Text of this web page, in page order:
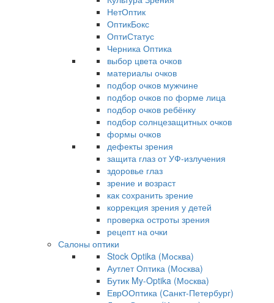
НетОптик
ОптикБокс
ОптиСтатус
Черника Оптика
выбор цвета очков
материалы очков
подбор очков мужчине
подбор очков по форме лица
подбор очков ребёнку
подбор солнцезащитных очков
формы очков
дефекты зрения
защита глаз от УФ-излучения
здоровье глаз
зрение и возраст
как сохранить зрение
коррекция зрения у детей
проверка остроты зрения
рецепт на очки
Салоны оптики
Stock Optika (Москва)
Аутлет Оптика (Москва)
Бутик My-Optika (Москва)
ЕврООптика (Санкт-Петербург)